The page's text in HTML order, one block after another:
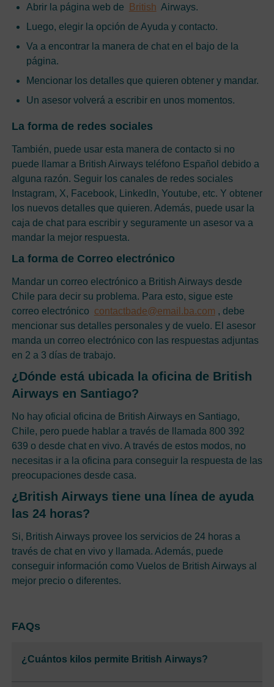
Abrir la página web de
British Airways.
Luego, elegir la opción de Ayuda y contacto.
Va a encontrar la manera de chat en el bajo de la
página.
Mencionar los detalles que quieren obtener y mandar.
Un asesor volverá a escribir en unos momentos.
La forma de redes sociales
También, puede usar esta manera de contacto si no
puede llamar a British Airways teléfono Español debido a
alguna razón. Seguir los canales de redes sociales
Instagram, X, Facebook, LinkedIn, Youtube, etc. Y obtener
los nuevos detalles que quieren. Además, puede usar la
caja de chat para escribir y seguramente un asesor va a
mandar la mejor respuesta.
La forma de Correo electrónico
Mandar un correo electrónico a British Airways desde
Chile para decir su problema. Para esto, sigue este
correo electrónico contactbade@email.ba.com , debe
mencionar sus detalles personales y de vuelo. El asesor
manda un correo electrónico con las respuestas adjuntas
en 2 a 3 días de trabajo.
¿Dónde está ubicada la oficina de British
Airways en Santiago?
No hay oficial oficina de British Airways en Santiago,
Chile, pero puede hablar a través de llamada 800 392
639 o desde chat en vivo. A través de estos modos, no
necesitas ir a la oficina para conseguir la respuesta de las
preocupaciones desde casa.
¿British Airways tiene una línea de ayuda
las 24 horas?
Si, British Airways provee los servicios de 24 horas a
través de chat en vivo y llamada. Además, puede
conseguir información como Vuelos de British Airways al
mejor precio o diferentes.
FAQs
¿Cuántos kilos permite British Airways?